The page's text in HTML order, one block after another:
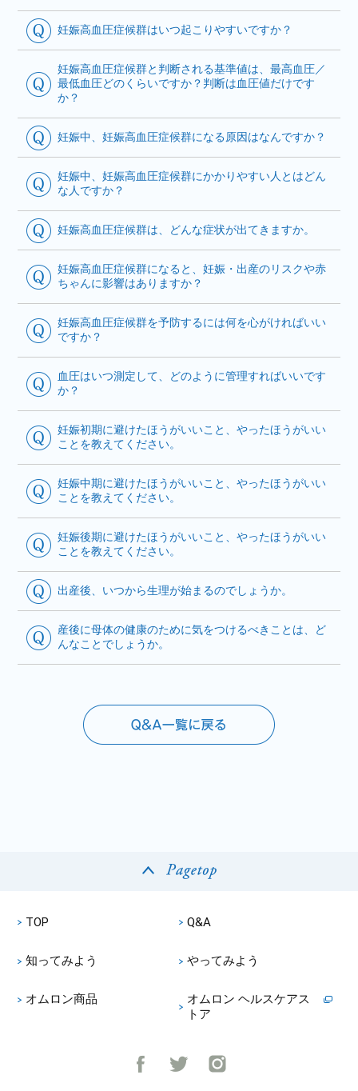
妊娠高血圧症候群はいつ起こりやすいですか？
妊娠高血圧症候群と判断される基準値は、最高血圧／
最低血圧どのくらいですか？判断は血圧値だけです
か？
妊娠中、妊娠高血圧症候群になる原因はなんですか？
妊娠中、妊娠高血圧症候群にかかりやすい人とはどん
な人ですか？
妊娠高血圧症候群は、どんな症状が出てきますか。
妊娠高血圧症候群になると、妊娠・出産のリスクや赤
ちゃんに影響はありますか？
妊娠高血圧症候群を予防するには何を心がければいい
ですか？
血圧はいつ測定して、どのように管理すればいいです
か？
妊娠初期に避けたほうがいいこと、やったほうがいい
ことを教えてください。
妊娠中期に避けたほうがいいこと、やったほうがいい
ことを教えてください。
妊娠後期に避けたほうがいいこと、やったほうがいい
ことを教えてください。
出産後、いつから生理が始まるのでしょうか。
産後に母体の健康のために気をつけるべきことは、ど
んなことでしょうか。
TOP Q&A
知ってみよう やってみよう
オムロン商品
オムロン ヘルスケアス
トア